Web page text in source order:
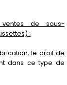
ventes de sous-
:
le droit de
dans ce type de